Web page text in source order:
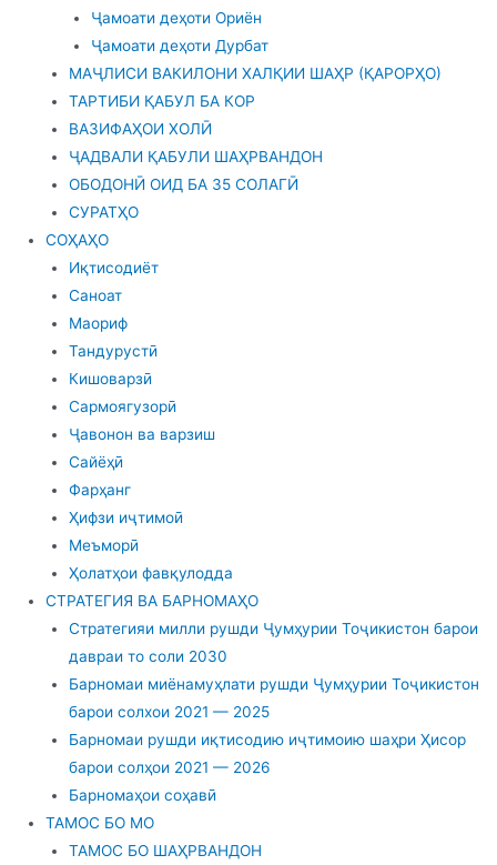
Ҷамоати деҳоти Ориён
Ҷамоати деҳоти Дурбат
МАҶЛИСИ ВАКИЛОНИ ХАЛҚИИ ШАҲР (ҚАРОРҲО)
ТАРТИБИ ҚАБУЛ БА КОР
ВАЗИФАҲОИ ХОЛӢ
ҶАДВАЛИ ҚАБУЛИ ШАҲРВАНДОН
ОБОДОНӢ ОИД БА 35 СОЛАГӢ
СУРАТҲО
СОҲАҲО
Иқтисодиёт
Саноат
Маориф
Тандурустӣ
Кишоварзӣ
Сармоягузорӣ
Ҷавонон ва варзиш
Сайёҳӣ
Фарҳанг
Ҳифзи иҷтимоӣ
Меъморӣ
Ҳолатҳои фавқулодда
СТРАТЕГИЯ ВА БАРНОМАҲО
Стратегияи милли рушди Ҷумҳурии Тоҷикистон барои
давраи то соли 2030
Барномаи миёнамуҳлати рушди Ҷумҳурии Тоҷикистон
барои солхои 2021 — 2025
Барномаи рушди иқтисодию иҷтимоию шаҳри Ҳисор
барои солҳои 2021 — 2026
Барномаҳои соҳавӣ
ТАМОС БО МО
ТАМОС БО ШАҲРВАНДОН